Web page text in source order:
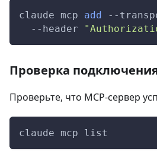
claude mcp add --
--header
Проверка
Проверьте, что MCP-сервер
claude mcp list